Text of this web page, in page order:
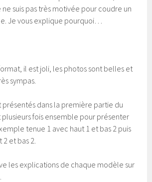
suis pas très motivée pour coudre un
Je vous explique pourquoi…
il est joli, les photos sont belles et
sympas.
présentés dans la première partie du
fois ensemble pour présenter
tenue 1 avec haut 1 et bas 2 puis
2 et bas 2.
les explications de chaque modèle sur